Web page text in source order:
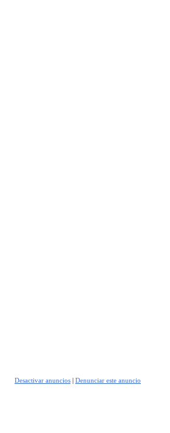
Desactivar anuncios | Denunciar este anuncio